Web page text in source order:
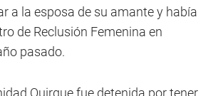
a la esposa de su amante y había
de Reclusión Femenina en
pasado.
Quirque fue detenida por tener